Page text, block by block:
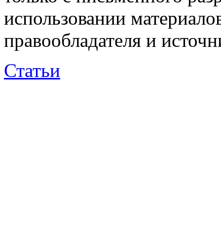
использовании
правообладателя и
Статьи